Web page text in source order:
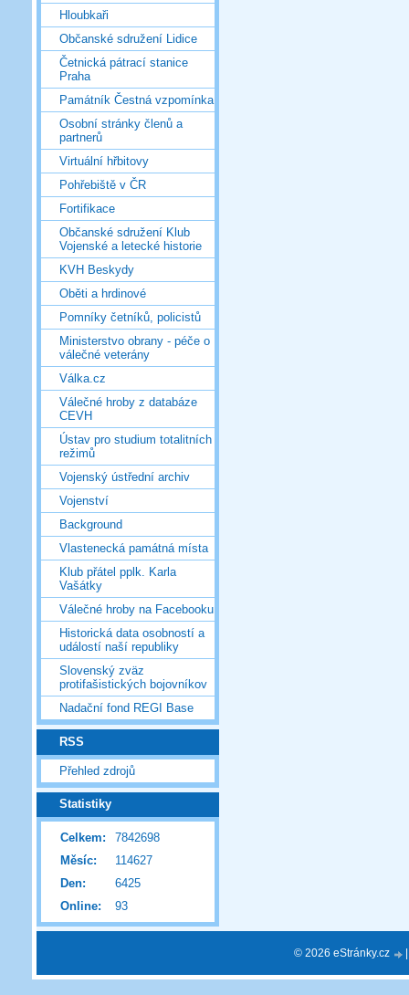
Hloubkaři
Občanské sdružení Lidice
Četnická pátrací stanice
Praha
Památník Čestná vzpomínka
Osobní stránky členů a
partnerů
Virtuální hřbitovy
Pohřebiště v ČR
Fortifikace
Občanské sdružení Klub
Vojenské a letecké historie
KVH Beskydy
Oběti a hrdinové
Pomníky četníků, policistů
Ministerstvo obrany - péče o
válečné veterány
Válka.cz
Válečné hroby z databáze
CEVH
Ústav pro studium totalitních
režimů
Vojenský ústřední archiv
Vojenství
Background
Vlastenecká památná místa
Klub přátel pplk. Karla
Vašátky
Válečné hroby na Facebooku
Historická data osobností a
událostí naší republiky
Slovenský zväz
protifašistických bojovníkov
Nadační fond REGI Base
RSS
Přehled zdrojů
Statistiky
Online: 93
Celkem:
7842698
Měsíc:
114627
Den:
6425
© 2026 eStránky.cz